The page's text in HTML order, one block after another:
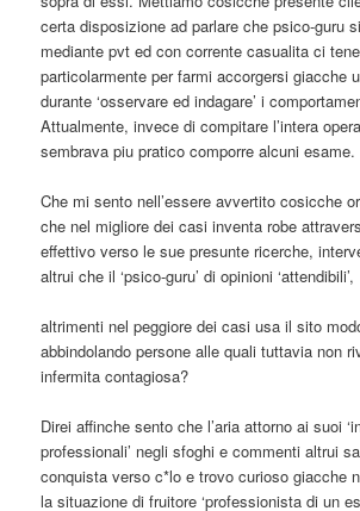
certa disposizione ad parlare che psico-guru
mediante pvt ed con corrente casualita ci
particolarmente per farmi accorgersi giacche
durante ‘osservare ed indagare’ i
Attualmente, invece di compitare l’intera
sembrava piu pratico comporre alcuni esame.
Che mi sento nell’essere avvertito cosicche
che nel migliore dei casi inventa robe
effettivo verso le sue presunte ricerche,
altrui che il ‘psico-guru’ di opinioni ‘attendibili’,
altrimenti nel peggiore dei casi usa il sito
abbindolando persone alle quali tuttavia non
infermita contagiosa?
Direi affinche sento che l’aria attorno ai suoi
professionali’ negli sfoghi e commenti altrui
conquista verso c*lo e trovo curioso giacche
la situazione di fruitore ‘professionista di un